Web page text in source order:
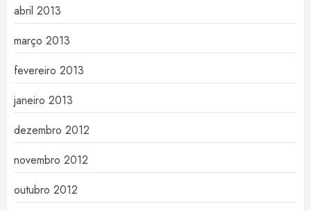
abril 2013
março 2013
fevereiro 2013
janeiro 2013
dezembro 2012
novembro 2012
outubro 2012